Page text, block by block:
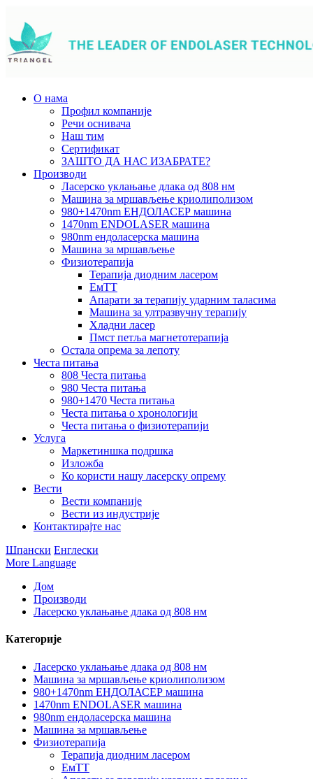
О нама
Профил компаније
Речи оснивача
Наш тим
Сертификат
ЗАШТО ДА НАС ИЗАБРАТЕ?
Производи
Ласерско уклањање длака од 808 нм
Машина за мршављење криолиполизом
980+1470nm ЕНДОЛАСЕР машина
1470nm ENDOLASER машина
980nm ендоласерска машина
Машина за мршављење
Физиотерапија
Терапија диодним ласером
ЕмТТ
Апарати за терапију ударним таласима
Машина за ултразвучну терапију
Хладни ласер
Пмст петља магнетотерапија
Остала опрема за лепоту
Честа питања
808 Честа питања
980 Честа питања
980+1470 Честа питања
Честа питања о хронологији
Честа питања о физиотерапији
Услуга
Маркетиншка подршка
Изложба
Ко користи нашу ласерску опрему
Вести
Вести компаније
Вести из индустрије
Контактирајте нас
Шпански Енглески
More Language
Дом
Производи
Ласерско уклањање длака од 808 нм
Категорије
Ласерско уклањање длака од 808 нм
Машина за мршављење криолиполизом
980+1470nm ЕНДОЛАСЕР машина
1470nm ENDOLASER машина
980nm ендоласерска машина
Машина за мршављење
Физиотерапија
Терапија диодним ласером
ЕмТТ